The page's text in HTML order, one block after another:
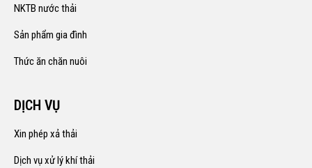
NKTB nước thải
Sản phẩm gia đình
Thức ăn chăn nuôi
DỊCH VỤ
Xin phép xả thải
Dịch vụ xử lý khí thải